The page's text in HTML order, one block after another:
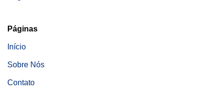
Páginas
Início
Sobre Nós
Contato